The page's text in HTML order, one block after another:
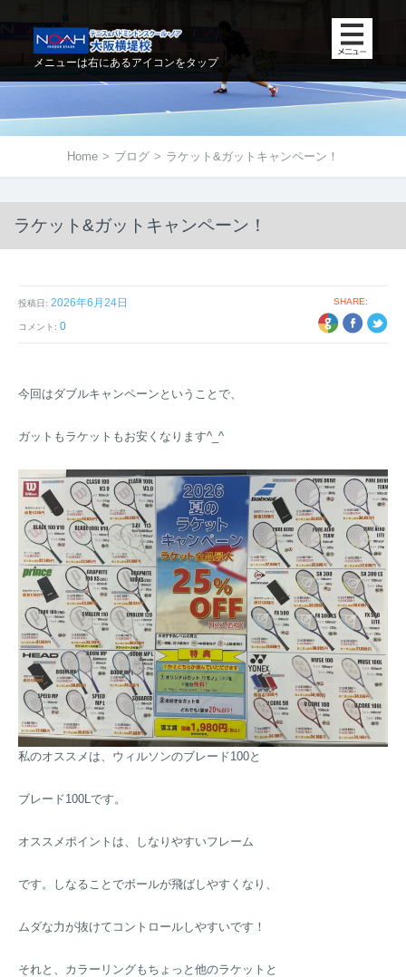
メニューは右にあるアイコンをタップ
Home > ブログ > ラケット&ガットキャンペーン！
ラケット&ガットキャンペーン！
SHARE:
TWITTER
投稿日: 2026年6月24日
コメント: 0
今回はダブルキャンペーンということで、
ガットもラケットもお安くなります^_^
私のオススメは、ウィルソンのブレード100と
ブレード100Lです。
オススメポイントは、しなりやすいフレーム
です。しなることでボールが飛ばしやすくなり、
ムダな力が抜けてコントロールしやすいです！
それと、カラーリングもちょっと他のラケットと